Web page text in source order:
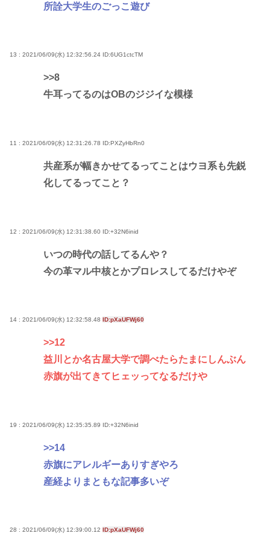
所詮大学生のごっこ遊び
13 : 2021/06/09(水) 12:32:56.24 ID:6UG1ctcTM
>>8
牛耳ってるのはOBのジジイな模様
11 : 2021/06/09(水) 12:31:26.78 ID:PXZyHbRn0
共産系が幅きかせてるってことはウヨ系も先鋭
化してるってこと？
12 : 2021/06/09(水) 12:31:38.60 ID:+32N6inid
いつの時代の話してるんや？
今の革マル中核とかプロレスしてるだけやぞ
14 : 2021/06/09(水) 12:32:58.48 ID:pXaUFWj60
>>12
益川とか名古屋大学で調べたらたまにしんぶん
赤旗が出てきてヒェッってなるだけや
19 : 2021/06/09(水) 12:35:35.89 ID:+32N6inid
>>14
赤旗にアレルギーありすぎやろ
産経よりまともな記事多いぞ
28 : 2021/06/09(水) 12:39:00.12 ID:pXaUFWj60